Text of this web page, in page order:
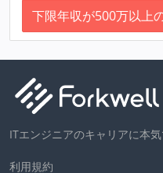
下限年収が500万以上
ITエンジニアのキャリアに本
利用規約